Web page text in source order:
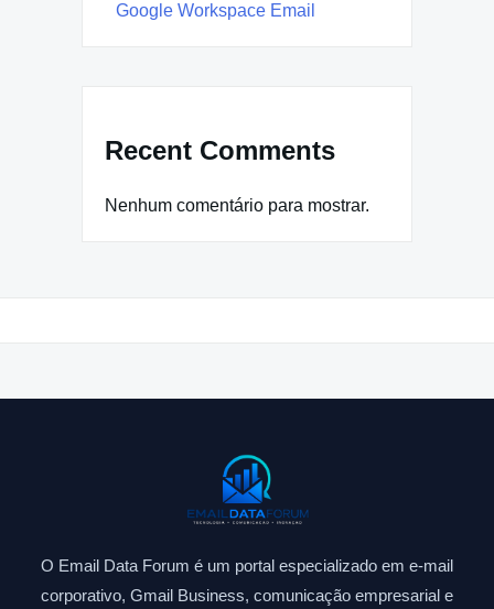
Google Workspace Email
Recent Comments
Nenhum comentário para mostrar.
O Email Data Forum é um portal especializado em e-mail
corporativo, Gmail Business, comunicação empresarial e